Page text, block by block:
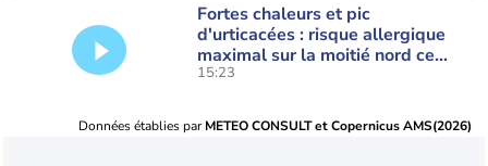
Fortes chaleurs et pic
d'urticacées : risque allergique
maximal sur la moitié nord ce
vendredi
15:23
Données établies parMETEO CONSULT et Copernicus AMS(2026)